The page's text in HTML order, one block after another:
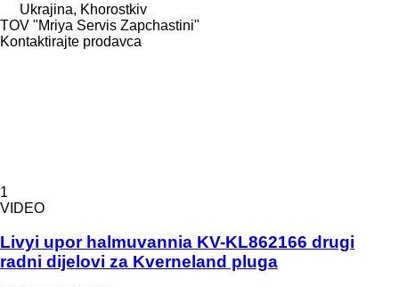
Ukrajina, Khorostkiv
TOV "Mriya Servis Zapchastini"
Kontaktirajte prodavca
1
VIDEO
Livyi upor halmuvannia KV-KL862166 drugi
radni dijelovi za Kverneland pluga